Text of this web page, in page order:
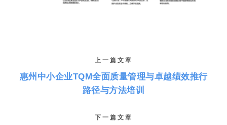
上一篇文章
惠州中小企业TQM全面质量管理与卓越绩效推行
路径与方法培训
下一篇文章